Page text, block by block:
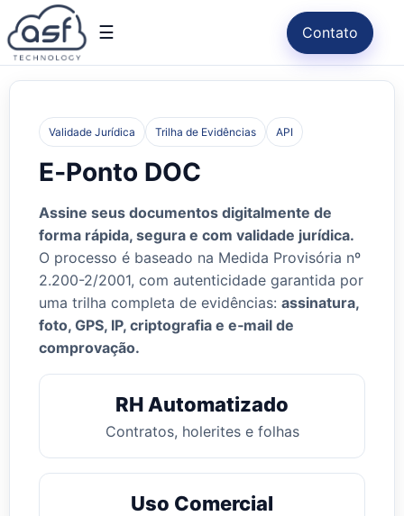
☰ Contato
Validade Jurídica Trilha de Evidências API
E‑Ponto DOC
Assine seus documentos digitalmente de
forma rápida, segura e com validade jurídica.
O processo é baseado na Medida Provisória nº
2.200-2/2001, com autenticidade garantida por
uma trilha completa de evidências: assinatura,
foto, GPS, IP, criptografia e e‑mail de
comprovação.
RH Automatizado
Contratos, holerites e folhas
Uso Comercial